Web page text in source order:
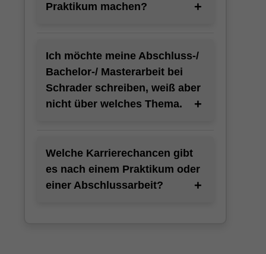
Praktikum machen?
Ich möchte meine Abschluss-/
Bachelor-/ Masterarbeit bei
Schrader schreiben, weiß aber
nicht über welches Thema.
Welche Karrierechancen gibt
es nach einem Praktikum oder
einer Abschlussarbeit?